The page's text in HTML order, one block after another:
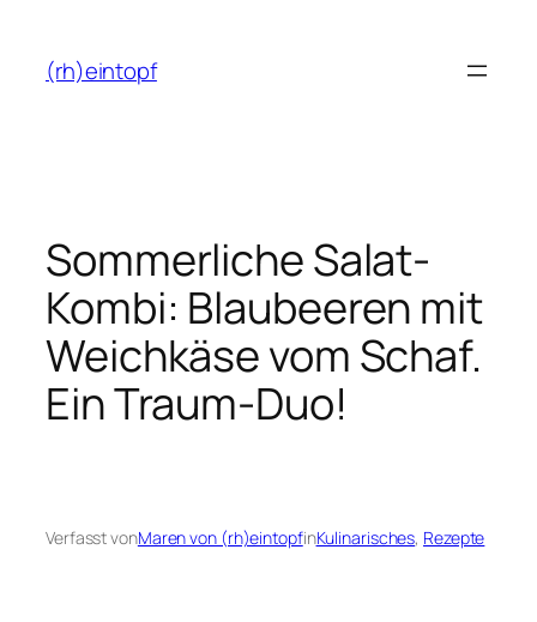
Inhalt
springen
(rh)eintopf
Sommerliche Salat-
Kombi: Blaubeeren mit
Weichkäse vom Schaf.
Ein Traum-Duo!
Verfasst vonMaren von (rh)eintopfinKulinarisches, Rezepte